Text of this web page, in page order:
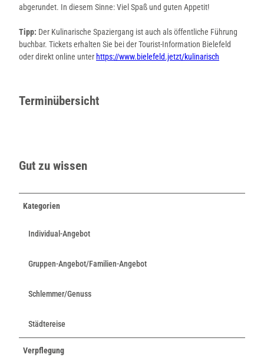
abgerundet. In diesem Sinne: Viel Spaß und guten Appetit!
Tipp: Der Kulinarische Spaziergang ist auch als öffentliche Führung
buchbar. Tickets erhalten Sie bei der Tourist-Information Bielefeld
oder direkt online unter https://www.bielefeld.jetzt/kulinarisch
Terminübersicht
Gut zu wissen
Kategorien
Individual-Angebot
Gruppen-Angebot/Familien-Angebot
Schlemmer/Genuss
Städtereise
Verpflegung